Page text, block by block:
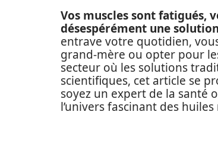
Vos muscles sont fatigués,
désespérément une
entrave votre quotidien,
grand-mère ou opter pour
secteur où les solutions
scientifiques, cet article se
soyez un expert de la santé
l’univers fascinant des